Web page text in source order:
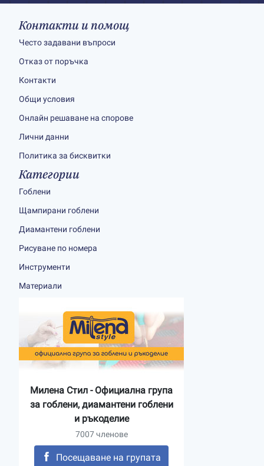
Контакти и помощ
Често задавани въпроси
Отказ от поръчка
Контакти
Общи условия
Онлайн решаване на спорове
Лични данни
Политика за бисквитки
Категории
Гоблени
Щампирани гоблени
Диамантени гоблени
Рисуване по номера
Инструменти
Материали
Милена Стил - Официална група
за гоблени, диамантени гоблени
и ръкоделие
7007 членове
Посещаване на групата